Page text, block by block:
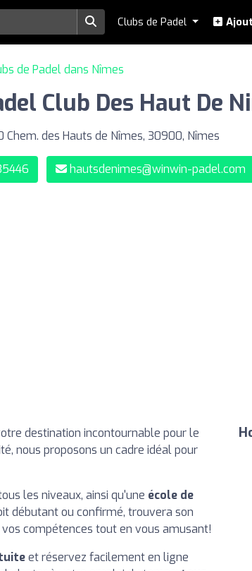
Clubs de Padel
de Padel dans Nîmes
Club Des Haut De
Chem. des Hauts de Nîmes, 30900, Nîmes
hautsdenimes@winwin-padel.com
destination incontournable pour le
nous proposons un cadre idéal pour
les niveaux, ainsi qu'une école de
débutant ou confirmé, trouvera son
compétences tout en vous amusant!
et réservez facilement en ligne